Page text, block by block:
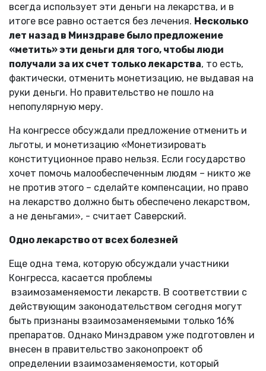
всегда использует эти деньги на лекарства, и в
итоге все равно остается без лечения. Несколько
лет назад в Минздраве было предложение
«метить» эти деньги для того, чтобы люди
получали за их счет только лекарства, то есть,
фактически, отменить монетизацию, не выдавая на
руки деньги. Но правительство не пошло на
непопулярную меру.
На конгрессе обсуждали предложение отменить и
льготы, и монетизацию «Монетизировать
конституционное право нельзя. Если государство
хочет помочь малообеспеченным людям – никто же
не против этого – сделайте компенсации, но право
на лекарство должно быть обеспечено лекарством,
а не деньгами», - считает Саверский.
Одно лекарство от всех болезней
Еще одна тема, которую обсуждали участники
Конгресса, касается проблемы
взаимозаменяемости лекарств. В соответствии с
действующим законодательством сегодня могут
быть признаны взаимозаменяемыми только 16%
препаратов. Однако Минздравом уже подготовлен и
внесен в правительство законопроект об
определении взаимозаменяемости, который